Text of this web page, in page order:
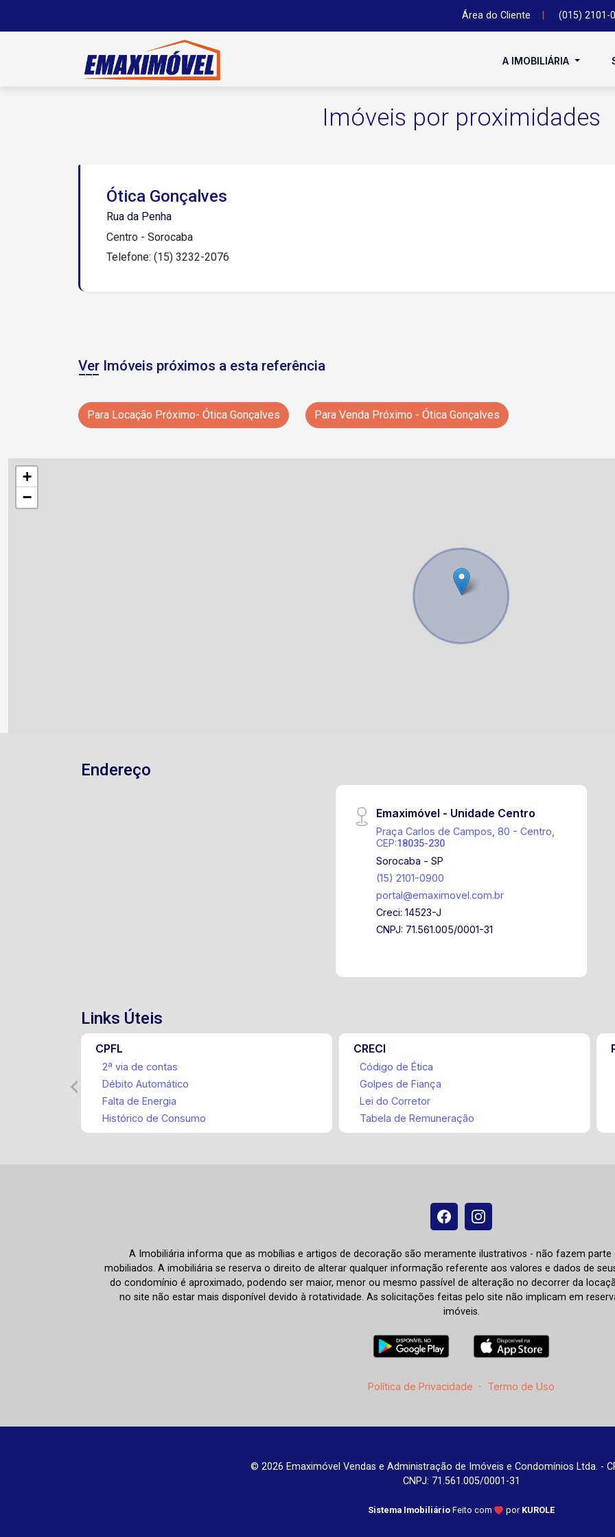
Área do Cliente (015) 2101-
A IMOBILIÁRIA
Imóveis por proximidades
Ótica Gonçalves
Rua da Penha
Centro - Sorocaba
Telefone: (15) 3232-2076
Ver Imóveis próximos a esta referência
Para Locação Próximo- Ótica Gonçalves Para Venda Próximo - Ótica Gonçalves
+
−
Endereço
Emaximóvel - Unidade Centro
Praça Carlos de Campos, 80 - Centro,
CEP:18035-230
Sorocaba - SP
(15) 2101-0900
portal@emaximovel.com.br
Creci: 14523-J
CNPJ: 71.561.005/0001-31
Links Úteis
CPFL
2ª via de contas
Débito Automático
Falta de Energia
Histórico de Consumo
CRECI
Código de Ética
Golpes de Fiança
Lei do Corretor
Tabela de Remuneração
A Imobiliária informa que as mobílias e artigos de decoração são meramente ilustrativos - não fazem
mobiliados. A imobiliária se reserva o direito de alterar qualquer informação referente aos valores e dados de
do condomínio é aproximado, podendo ser maior, menor ou mesmo passível de alteração no decorrer da
no site não estar mais disponível devido à rotatividade. As solicitações feitas pelo site não implicam em
imóveis.
Política de Privacidade - Termo de Uso
© 2026 Emaximóvel Vendas e Administração de Imóveis e Condomínios Ltda. -
CNPJ: 71.561.005/0001-31
Sistema Imobiliário Feito com por KUROLE